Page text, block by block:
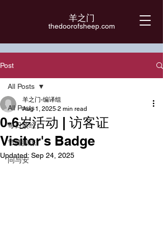
羊之门
​thedoorofsheep.com
Post
All Posts
每日读经
节律操练
问与安
All Posts
0-6岁活动 | 访客证
Visitor's Badge
羊之门-编译组
Aug 1, 2025 2 min read
Updated: Sep 24, 2025